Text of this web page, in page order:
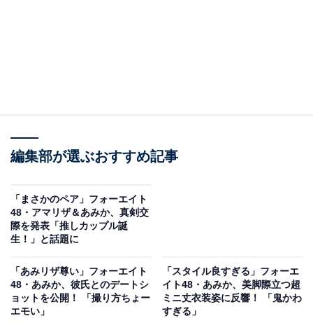
編集部が選ぶおすすめ記事
「まさかのペア」フォーエイト
48・アマリザ＆あみか、真剣交
際を発表「推しカップル誕
生！」と話題に
「あみリザ尊い」フォーエイト
48・あみか、彼氏とのデートシ
ョットを公開！ 「撮り方ちょー
エモい」
「スタイル良すぎる」フォーエ
イト48・あみか、美脚際立つ超
ミニ丈衣装姿に反響！ 「鬼かわ
すぎる」